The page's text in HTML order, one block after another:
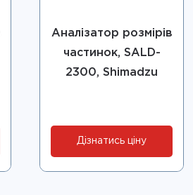
Аналізатор розмірів
частинок, SALD-
2300, Shimadzu
Дізнатись ціну